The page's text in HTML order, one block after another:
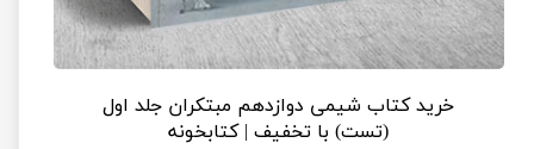
خرید کتاب شیمی دوازدهم مبتکران جلد اول
(تست) با تخفیف | کتابخونه